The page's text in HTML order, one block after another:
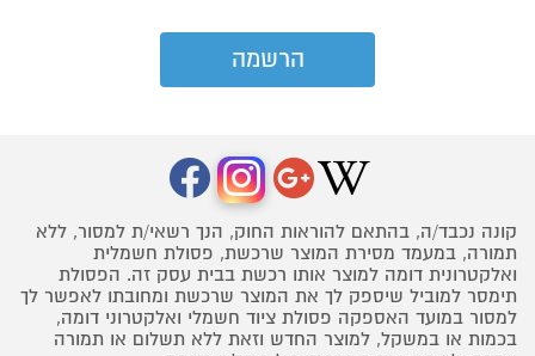
קונה נכבד/ה, בהתאם להוראות החוק, הנך רשאי/ת למסור, ללא
תמורה, במעמד מסירת המוצר שרכשת, פסולת חשמלית
ואלקטרונית דומה למוצר אותו רכשת בבית עסק זה. הפסולת
תימסר למוביל שיספק לך את המוצר שרכשת ומחובתו לאפשר לך
למסור במועד האספקה פסולת ציוד חשמלי ואלקטרוני דומה,
בכמות או במשקל, למוצר החדש וזאת ללא תשלום או תמורה